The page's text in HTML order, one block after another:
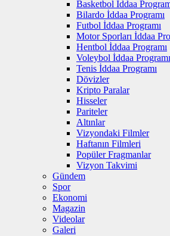
Basketbol İddaa
Bilardo İddaa Programı
Futbol İddaa Programı
Motor Sporları İddaa
Hentbol İddaa Programı
Voleybol İddaa Programı
Tenis İddaa Programı
Dövizler
Kripto Paralar
Hisseler
Pariteler
Altınlar
Vizyondaki Filmler
Haftanın Filmleri
Popüler Fragmanlar
Vizyon Takvimi
Gündem
Spor
Ekonomi
Magazin
Videolar
Galeri